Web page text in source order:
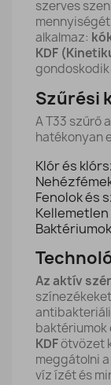
szerves
alkalmaz:
KDF
Szűrési
A T33 szűrő
hatékonyan
Klór és
Fenolok és
Az aktív
baktériumok
KDFötvözet
meggátolni
víz ízét és